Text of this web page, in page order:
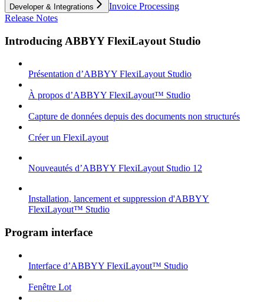
Developer & Integrations
Invoice Processing
Release Notes
Introducing ABBYY FlexiLayout Studio
Présentation d’ABBYY FlexiLayout Studio
À propos d’ABBYY FlexiLayout™ Studio
Capture de données depuis des documents non structurés
Créer un FlexiLayout
Nouveautés d’ABBYY FlexiLayout Studio 12
Installation, lancement et suppression d'ABBYY
FlexiLayout™ Studio
Program interface
Interface d’ABBYY FlexiLayout™ Studio
Fenêtre Lot